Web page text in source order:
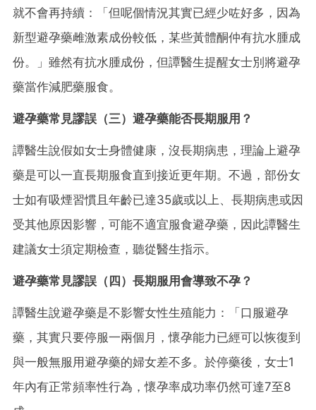
就不會再持續：「但呢個情況其實已經少咗好多，因為
新型避孕藥雌激素成份較低，某些黃體酮仲有抗水腫成
份。」雖然有抗水腫成份，但譚醫生提醒女士別將避孕
藥當作減肥藥服食。
避孕藥常見謬誤（三）避孕藥能否長期服用？
譚醫生說假如女士身體健康，沒長期病患，理論上避孕
藥是可以一直長期服食直到接近更年期。不過，部份女
士如有吸煙習慣且年齡已達35歲或以上、長期病患或因
受其他原因影響，可能不適宜服食避孕藥，因此譚醫生
建議女士須定期檢查，聽從醫生指示。
避孕藥常見謬誤（四）長期服用會導致不孕？
譚醫生說避孕藥是不影響女性生殖能力：「口服避孕
藥，其實只要停服一兩個月，懷孕能力已經可以恢復到
與一般無服用避孕藥的婦女差不多。於停藥後，女士1
年內有正常頻率性行為，懷孕率成功率仍然可達7至8